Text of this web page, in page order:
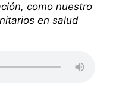
como nuestro
en salud